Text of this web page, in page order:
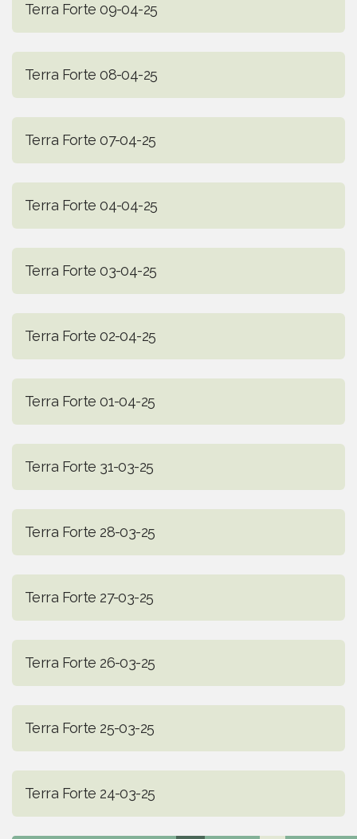
Terra Forte 09-04-25
Terra Forte 08-04-25
Terra Forte 07-04-25
Terra Forte 04-04-25
Terra Forte 03-04-25
Terra Forte 02-04-25
Terra Forte 01-04-25
Terra Forte 31-03-25
Terra Forte 28-03-25
Terra Forte 27-03-25
Terra Forte 26-03-25
Terra Forte 25-03-25
Terra Forte 24-03-25